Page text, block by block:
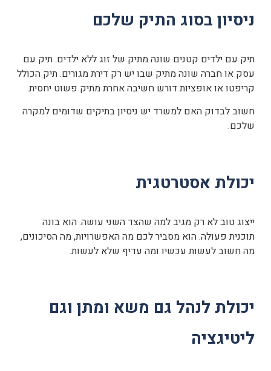
ניסיון בסוג התיק שלכם
תיק עם ילדים קטנים שונה מתיק של זוג ללא ילדים. תיק עם
עסק או חברה שונה מתיק שבו יש רק דירת מגורים. תיק הכולל
קריפטו או אופציות דורש חשיבה אחרת מתיק פשוט יחסית.
חשוב לבדוק האם למשרד יש ניסיון בתיקים שדומים למקרה
שלכם.
יכולת אסטרטגית
ייצוג טוב לא רק מגיב למה שהצד השני עושה. הוא בונה
תוכנית פעולה. הוא מסביר לכם מה האפשרויות, מה הסיכונים,
מה חשוב לעשות עכשיו ומה עדיף שלא לעשות.
יכולת לנהל גם משא ומתן וגם
ליטיגציה